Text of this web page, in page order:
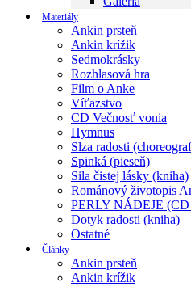
Materiály
Ankin prsteň
Ankin krížik
Sedmokrásky
Rozhlasová hra
Film o Anke
Víťazstvo
CD Večnosť vonia
Hymnus
Slza radosti
Spinká (pieseň)
Sila čistej lásky (kniha)
Románový životopis
PERLY NÁDEJE
Dotyk radosti (kniha)
Ostatné
Články
Ankin prsteň
Ankin krížik